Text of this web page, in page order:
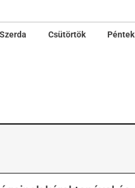
Szerda Csütörtök Péntek